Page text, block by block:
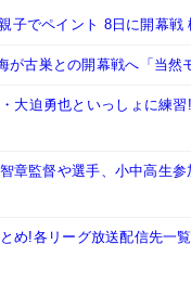
子でペイント 8日に開幕戦
が古巣との開幕戦へ「当然
大迫勇也といっしょに練
章監督や選手、小中高生
め!各リーグ放送配信先一